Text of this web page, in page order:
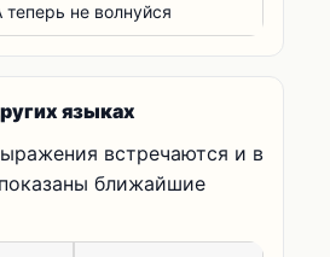
теперь не волнуйся
языках
встречаются и в
ближайшие